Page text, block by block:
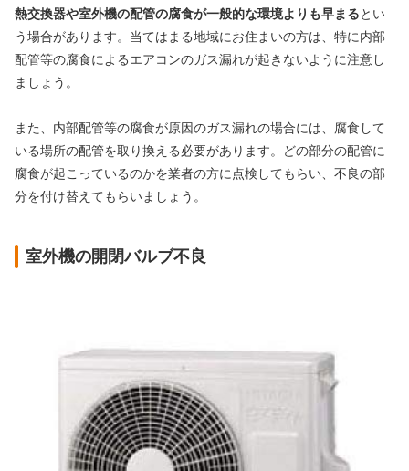
熱交換器や室外機の配管の腐食が一般的な環境よりも早まる とい
う場合があります。当てはまる地域にお住まいの方は、特に内部
配管等の腐食によるエアコンのガス漏れが起きないように注意し
ましょう。
また、内部配管等の腐食が原因のガス漏れの場合には、腐食して
いる場所の配管を取り換える必要があります。どの部分の配管に
腐食が起こっているのかを業者の方に点検してもらい、不良の部
分を付け替えてもらいましょう。
室外機の開閉バルブ不良